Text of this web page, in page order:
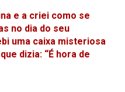
e a criei como se
no dia do seu
uma caixa misteriosa
dizia: “É hora de